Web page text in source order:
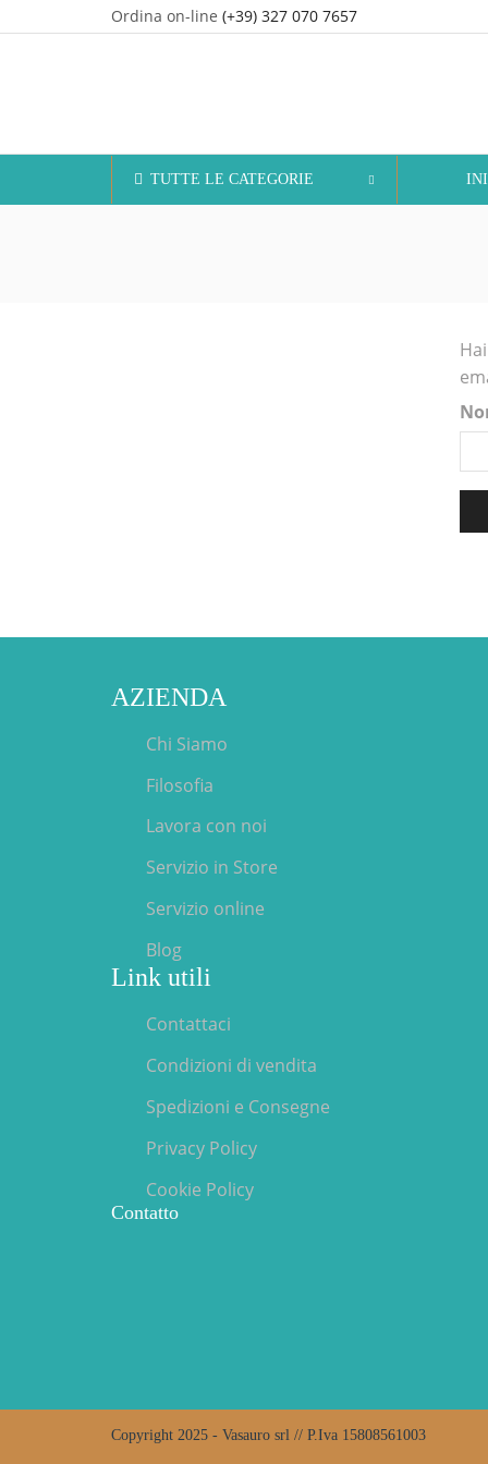
Ordina on-line (+39) 327 070 7657
TUTTE LE CATEGORIE
AZIENDA
Chi Siamo
Filosofia
Lavora con noi
Servizio in Store
Servizio online
Blog
Link utili
Contattaci
Condizioni di vendita
Spedizioni e Consegne
Privacy Policy
Cookie Policy
Contatto
Copyright 2025 - Vasauro srl // P.Iva 15808561003